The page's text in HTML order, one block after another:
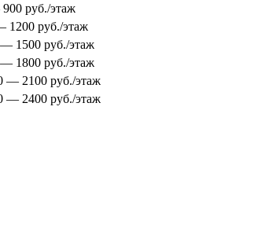
руб./этаж
1200 руб./этаж
1500 руб./этаж
1800 руб./этаж
— 2100 руб./этаж
— 2400 руб./этаж